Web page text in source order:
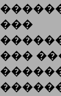
���
���